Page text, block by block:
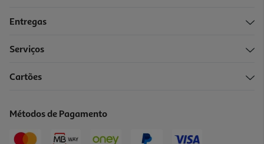
Entregas
Serviços
Cartões
Métodos de Pagamento